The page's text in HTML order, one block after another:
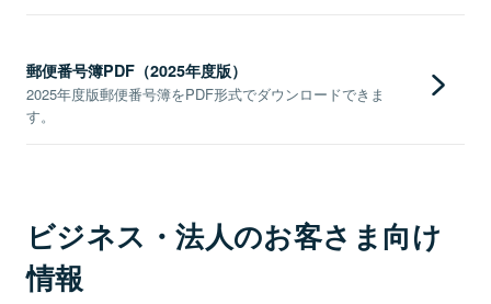
郵便番号簿PDF（2025年度版）
2025年度版郵便番号簿をPDF形式でダウンロードできま
す。
ビジネス・法人のお客さま向け
情報